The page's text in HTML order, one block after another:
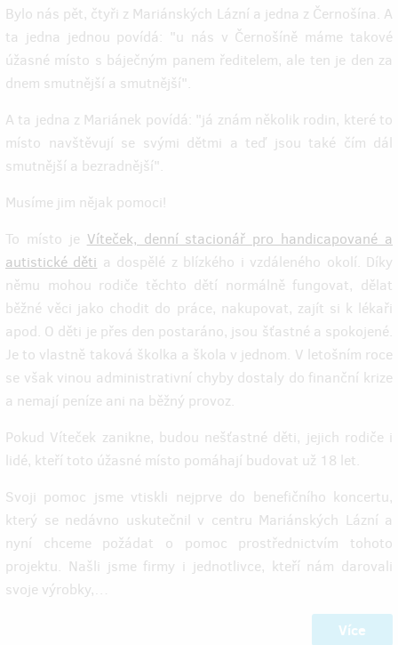
Bylo nás pět, čtyři z Mariánských Lázní a jedna z Černošína. A
ta jedna jednou povídá: "u nás v Černošíně máme takové
úžasné místo s báječným panem ředitelem, ale ten je den za
dnem smutnější a smutnější".
A ta jedna z Mariánek povídá: "já znám několik rodin, které to
místo navštěvují se svými dětmi a teď jsou také čím dál
smutnější a bezradnější".
Musíme jim nějak pomoci!
To místo je Víteček, denní stacionář pro handicapované a
autistické děti a dospělé z blízkého i vzdáleného okolí. Díky
němu mohou rodiče těchto dětí normálně fungovat, dělat
běžné věci jako chodit do práce, nakupovat, zajít si k lékaři
apod. O děti je přes den postaráno, jsou šťastné a spokojené.
Je to vlastně taková školka a škola v jednom. V letošním roce
se však vinou administrativní chyby dostaly do finanční krize
a nemají peníze ani na běžný provoz.
Pokud Víteček zanikne, budou nešťastné děti, jejich rodiče i
lidé, kteří toto úžasné místo pomáhají budovat už 18 let.
Svoji pomoc jsme vtiskli nejprve do benefičního koncertu,
který se nedávno uskutečnil v centru Mariánských Lázní a
nyní chceme požádat o pomoc prostřednictvím tohoto
projektu. Našli jsme firmy i jednotlivce, kteří nám darovali
svoje výrobky,…
Více